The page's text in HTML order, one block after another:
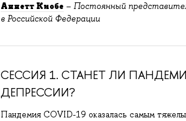
Аннетт Киобе –Постоянный
в Российской Федерации
СЕССИЯ 1. СТАНЕТ ЛИ
ДЕПРЕССИИ?
Пандемия COVID-19 оказалась самым